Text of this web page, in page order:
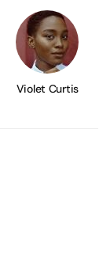
Violet Curtis